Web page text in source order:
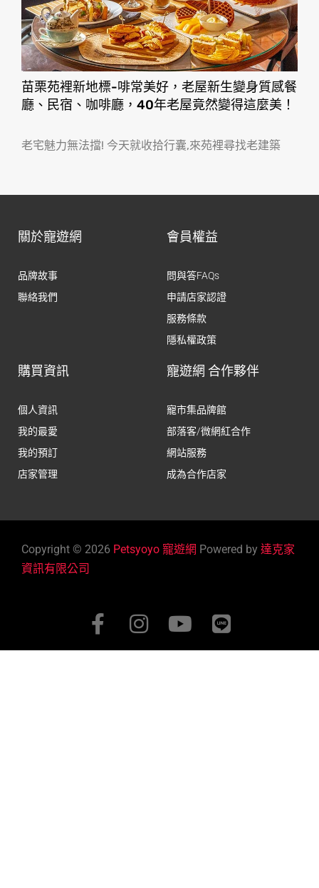
苗栗苑裡新地標-啡常美好，老屋新生變身質感餐
廳、民宿、咖啡廳，40年老屋竟然變得這麼美！
老宅魅力無法擋! 今天就收拾行囊,來苑裡尋找老建築
關於寵遊網
品牌故事
聯絡我們
會員權益
問與答FAQs
申請店家認證
服務條款
隱私權政策
購買資訊
個人資訊
我的最愛
我的預訂
店家管理
寵遊網 合作夥伴
寵市集品牌館
部落客/微網紅合作
網站服務
成為合作店家
Copyright © 2026 Petsyoyo 寵遊網 Powered by 達克家
資訊有限公司